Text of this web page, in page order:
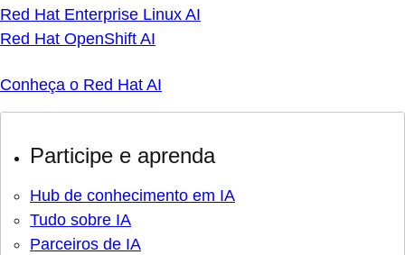
Red Hat Enterprise Linux AI
Red Hat OpenShift AI
Conheça o Red Hat AI
Participe e aprenda
Hub de conhecimento em IA
Tudo sobre IA
Parceiros de IA